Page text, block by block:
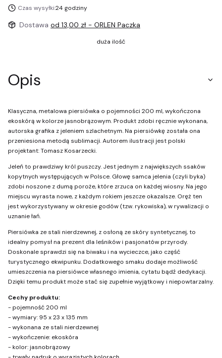
Czas wysyłki:24 godziny
Dostawa od 13,00 zł - ORLEN Paczka
duża ilość
Opis
Klasyczna, metalowa piersiówka o pojemności 200 ml, wykończona
ekoskórą w kolorze jasnobrązowym. Produkt zdobi ręcznie wykonana,
autorska grafika z jeleniem szlachetnym. Na piersiówkę została ona
przeniesiona metodą sublimacji. Autorem ilustracji jest polski
projektant: Tomasz Kosarzecki.
Jeleń to prawdziwy król puszczy. Jest jednym z największych ssaków
kopytnych występujących w Polsce. Głowę samca jelenia (czyli byka)
zdobi noszone z dumą poroże, które zrzuca on każdej wiosny. Na jego
miejscu wyrasta nowe, z każdym rokiem jeszcze okazalsze. Oręż ten
jest wykorzystywany w okresie godów (tzw. rykowiska), w rywalizacji o
uznanie łań.
Piersiówka ze stali nierdzewnej, z osłoną ze skóry syntetycznej, to
idealny pomysł na prezent dla leśników i pasjonatów przyrody.
Doskonale sprawdzi się na biwaku i na wycieczce, jako część
turystycznego ekwipunku. Dodatkowego smaku dodaje możliwość
umieszczenia na piersiówce własnego imienia, cytatu bądź dedykacji.
Dzięki temu produkt może stać się zupełnie wyjątkowy i niepowtarzalny.
Cechy produktu:
- pojemność 200 ml
- wymiary: 95 x 23 x 135 mm
- wykonana ze stali nierdzewnej
- wykończenie: ekoskóra
- kolor: jasnobrązowy